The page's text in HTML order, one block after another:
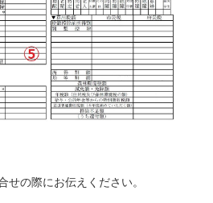
せの際にお伝えください。